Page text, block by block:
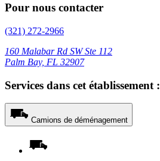
Pour nous contacter
(321) 272-2966
160 Malabar Rd SW Ste 112
Palm Bay, FL 32907
Services dans cet établissement :
Camions de déménagement